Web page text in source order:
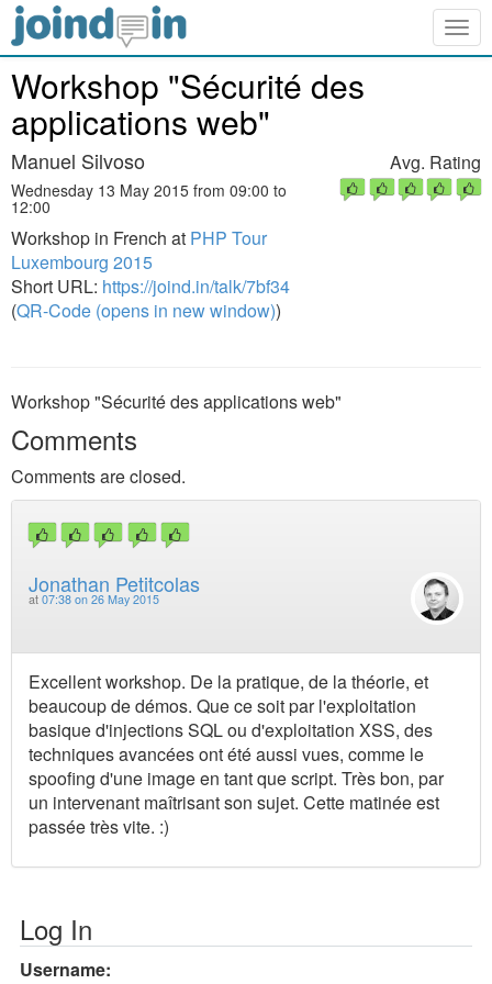
Workshop "Sécurité des
applications web"
Manuel Silvoso
Wednesday 13 May 2015 from 09:00 to
12:00
Workshop in French at PHP Tour
Luxembourg 2015
Short URL: https://joind.in/talk/7bf34
(QR-Code (opens in new window))
Avg. Rating
Workshop "Sécurité des applications web"
Comments
Comments are closed.
Jonathan Petitcolas
at 07:38 on 26 May 2015
Excellent workshop. De la pratique, de la théorie, et
beaucoup de démos. Que ce soit par l'exploitation
basique d'injections SQL ou d'exploitation XSS, des
techniques avancées ont été aussi vues, comme le
spoofing d'une image en tant que script. Très bon, par
un intervenant maîtrisant son sujet. Cette matinée est
passée très vite. :)
Log In
Username: